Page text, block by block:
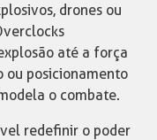
drones ou
até a força
ou posicionamento
o combate.
redefinir o poder